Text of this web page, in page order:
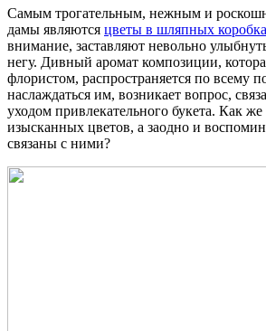
Самым трогательным, нежным и
дамы являются цветы в шляпных
внимание, заставляют невольно
негу. Дивный аромат композиции,
флористом, распространяется по всему
наслаждаться им, возникает вопрос,
уходом привлекательного букета. Как
изысканных цветов, а заодно и
связаны с ними?